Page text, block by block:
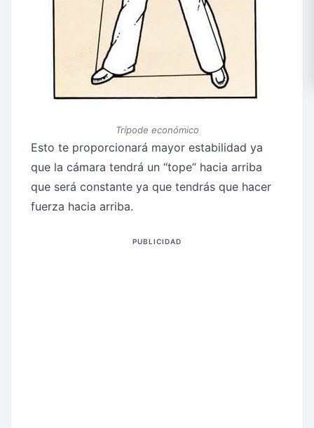
Trípode económico
Esto te proporcionará mayor estabilidad ya
que la cámara tendrá un “tope” hacia arriba
que será constante ya que tendrás que hacer
fuerza hacia arriba.
PUBLICIDAD